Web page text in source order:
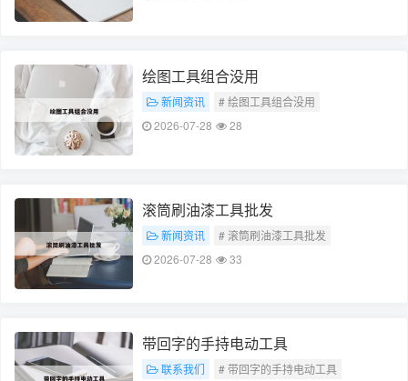
绘图工具组合没用
新闻资讯
# 绘图工具组合没用
2026-07-28
28
滚筒刷油漆工具批发
新闻资讯
# 滚筒刷油漆工具批发
2026-07-28
33
带回字的手持电动工具
联系我们 # 带回字的手持电动工具